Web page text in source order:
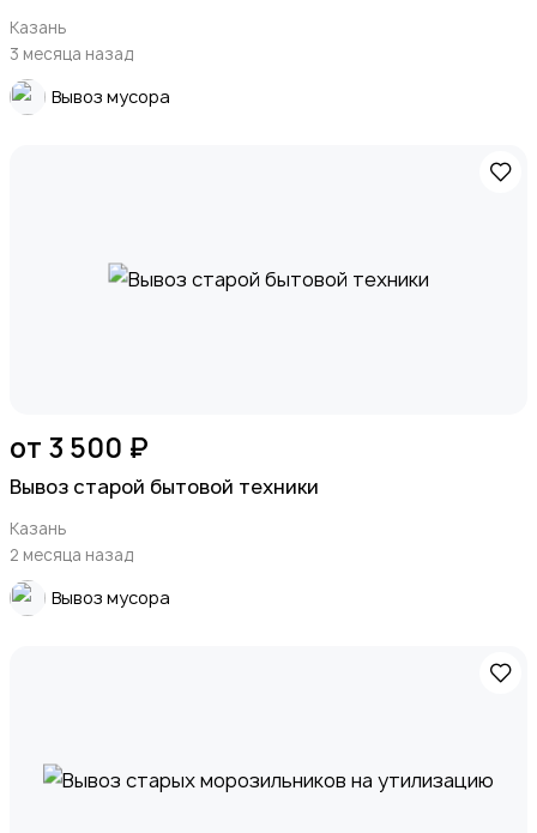
Казань
3 месяца назад
Вывоз мусора
от 3 500 ₽
Вывоз старой бытовой техники
Казань
2 месяца назад
Вывоз мусора